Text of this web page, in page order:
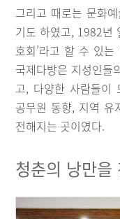
그리고 때로는 문화
기도 하였고, 1982년
호회’라고 할 수 있는
국제다방은 지성인들
고, 다양한 사람들이
공무원 동향, 지역
전해지는 곳이였다.
청춘의 낭만을